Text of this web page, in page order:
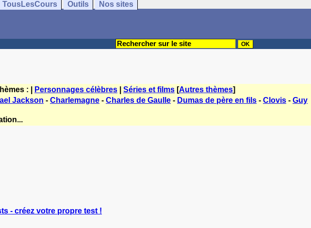
TousLesCours Outils Nos sites
: | Personnages célèbres Séries et films [Autres thèmes]
Jackson - Charlemagne - Charles de Gaulle - Dumas de père en fils - Clovis - Guy
- créez votre propre test !